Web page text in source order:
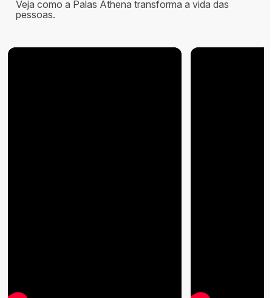
Veja como a Palas Athena transforma a vida das
pessoas.